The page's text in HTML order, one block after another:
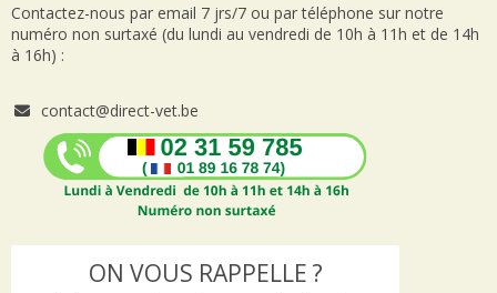
Contactez-nous par email 7 jrs/7 ou par téléphone sur notre
numéro non surtaxé (du lundi au vendredi de 10h à 11h et de 14h
à 16h) :
contact@direct-vet.be
ON VOUS RAPPELLE ?